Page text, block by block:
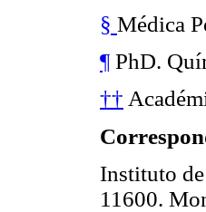
§ Médica
¶ PhD.
††
Instituto
11600.